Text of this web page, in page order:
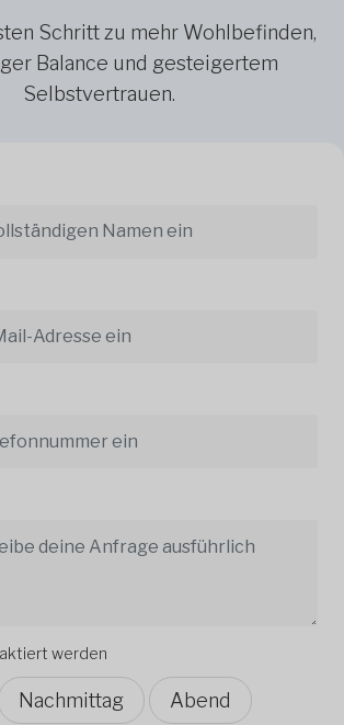
Schritt zu mehr Wohlbefinden,
Balance und gesteigertem
Selbstvertrauen.
werden
Nachmittag Abend